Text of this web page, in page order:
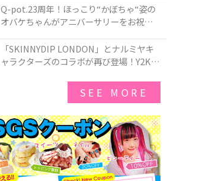
50周年アニバーサリーイヤー』を記念し
たコレクションが登場
Q-pot.23周年！ほっこり“かぼちゃ“姿の
オバケちゃんがアニバーサリーをお祝い
ー」が新発売！Q-pot CAFE.では「かぼち
ゃのオバケーキプレート」も登場
「SKINNYDIP LONDON」とナルミヤキ
ャラクターズのコラボが再び登場！Y2Kム
SEE MORE